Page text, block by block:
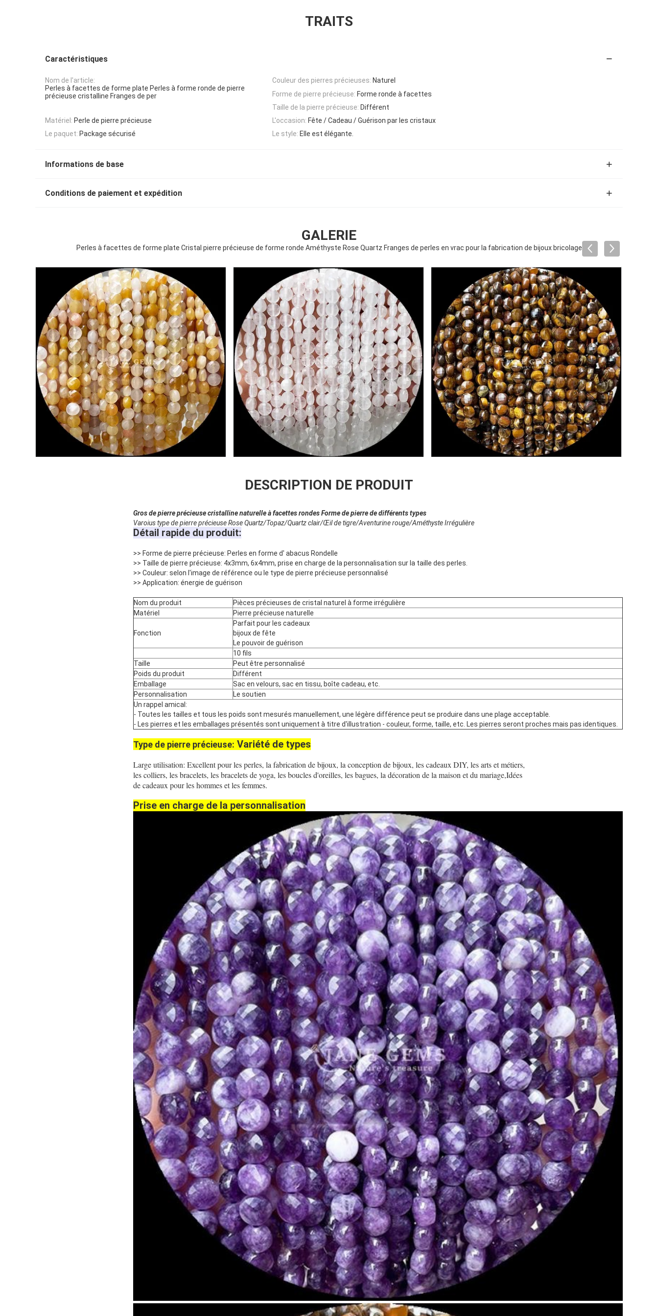
TRAITS
Caractéristiques
Nom de l'article:
Perles à facettes de forme plate Perles à forme ronde de pierre
précieuse cristalline Franges de per
Couleur des pierres précieuses: Naturel
Forme de pierre précieuse: Forme ronde à facettes
Taille de la pierre précieuse: Différent
Matériel: Perle de pierre précieuse L'occasion: Fête / Cadeau / Guérison par les cristaux
Le paquet: Package sécurisé Le style: Elle est élégante.
Informations de base
Conditions de paiement et expédition
GALERIE
Perles à facettes de forme plate Cristal pierre précieuse de forme ronde Améthyste Rose Quartz Franges de perles en vrac pour la fabrication de bijoux bricolage
DESCRIPTION DE PRODUIT
Gros de pierre précieuse cristalline naturelle à facettes rondes Forme de pierre de différents types
Varoius type de pierre précieuse Rose Quartz/Topaz/Quartz clair/Œil de tigre/Aventurine rouge/Améthyste Irrégulière
Détail rapide du produit:
>> Forme de pierre précieuse: Perles en forme d' abacus Rondelle
>> Taille de pierre précieuse: 4x3mm, 6x4mm, prise en charge de la personnalisation sur la taille des perles.
>> Couleur: selon l'image de référence ou le type de pierre précieuse personnalisé
>> Application: énergie de guérison
Nom du produit
Pièces précieuses de cristal naturel à forme irrégulière
Matériel
Pierre précieuse naturelle
Fonction
Parfait pour les cadeaux
bijoux de fête
Le pouvoir de guérison
10 fils
Taille
Peut être personnalisé
Poids du produit
Différent
Emballage
Sac en velours, sac en tissu, boîte cadeau, etc.
Personnalisation
Le soutien
Un rappel amical:
- Toutes les tailles et tous les poids sont mesurés manuellement, une légère différence peut se produire dans une plage acceptable.
- Les pierres et les emballages présentés sont uniquement à titre d'illustration - couleur, forme, taille, etc. Les pierres seront proches mais pas identiques.
Type de pierre précieuse: Variété de types
Large utilisation: Excellent pour les perles, la fabrication de bijoux, la conception de bijoux, les cadeaux DIY, les arts et métiers,
les colliers, les bracelets, les bracelets de yoga, les boucles d'oreilles, les bagues, la décoration de la maison et du mariage,Idées
de cadeaux pour les hommes et les femmes.
Prise en charge de la personnalisation